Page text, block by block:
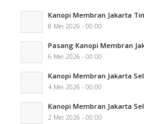
Kanopi Membran Jakarta
8 Mei 2026 - 00:00
Pasang Kanopi Membran
6 Mei 2026 - 00:00
Kanopi Membran Jakarta
4 Mei 2026 - 00:00
Kanopi Membran Jakarta
2 Mei 2026 - 00:00